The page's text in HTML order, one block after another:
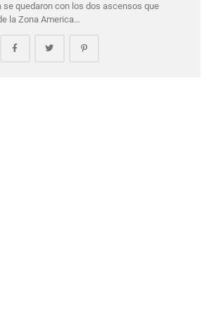
se quedaron con los dos ascensos que
la Zona America…